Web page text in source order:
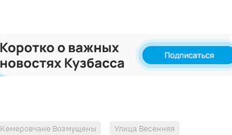
Кемеровчане Возмущены Улица Весенняя